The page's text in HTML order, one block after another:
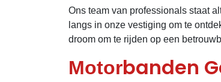
Ons team van professionals staat
langs in onze vestiging om te
droom om te rijden op een
Motorbanden